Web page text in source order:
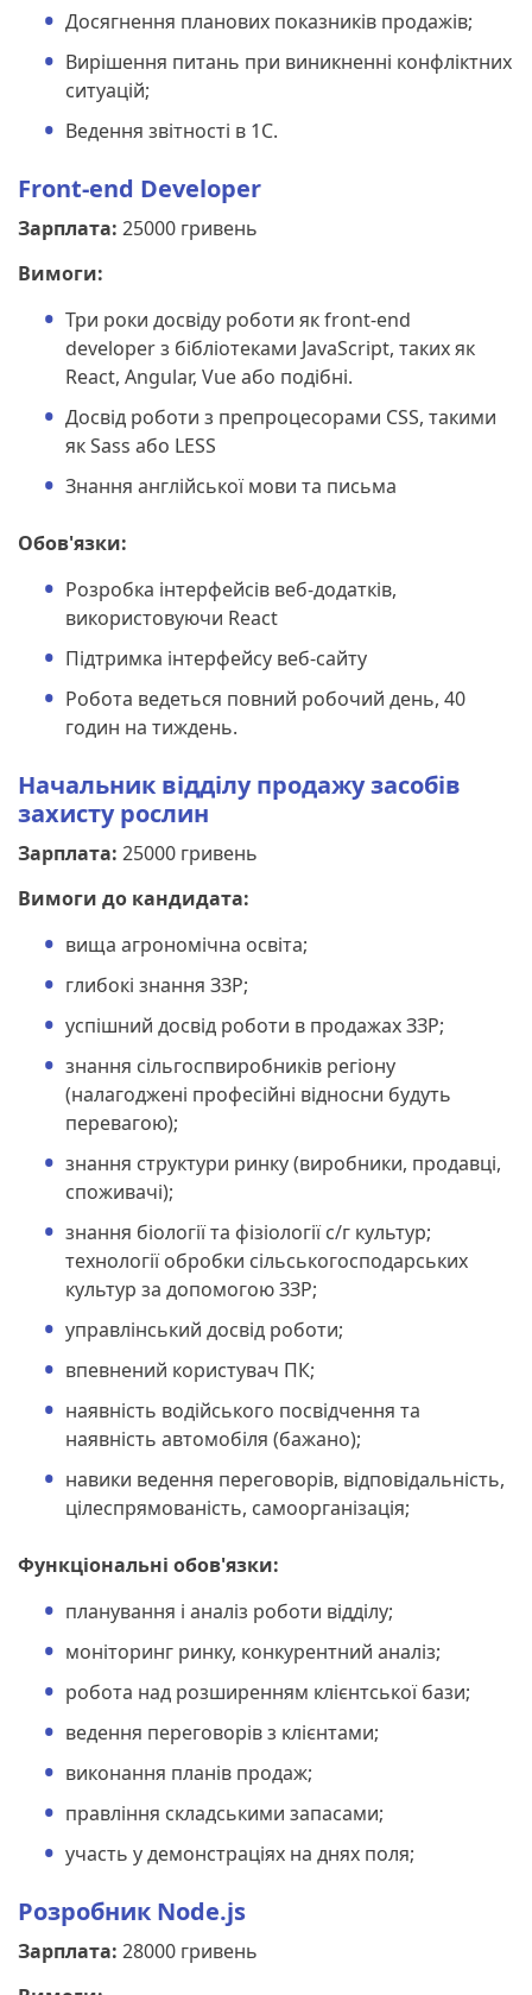
Досягнення планових показників продажів;
Вирішення питань при виникненні конфліктних
ситуацій;
Ведення звітності в 1С.
Front-end Developer
Зарплата: 25000 гривень
Вимоги:
Три роки досвіду роботи як front-end
developer з бібліотеками JavaScript, таких як
React, Angular, Vue або подібні.
Досвід роботи з препроцесорами CSS, такими
як Sass або LESS
Знання англійської мови та письма
Обов'язки:
Розробка інтерфейсів веб-додатків,
використовуючи React
Підтримка інтерфейсу веб-сайту
Робота ведеться повний робочий день, 40
годин на тиждень.
Начальник відділу продажу засобів
захисту рослин
Зарплата: 25000 гривень
Вимоги до кандидата:
вища агрономічна освіта;
глибокі знання ЗЗР;
успішний досвід роботи в продажах ЗЗР;
знання сільгоспвиробників регіону
(налагоджені професійні відносни будуть
перевагою);
знання структури ринку (виробники, продавці,
споживачі);
знання біології та фізіології с/г культур;
технології обробки сільськогосподарських
культур за допомогою ЗЗР;
управлінський досвід роботи;
впевнений користувач ПК;
наявність водійського посвідчення та
наявність автомобіля (бажано);
навики ведення переговорів, відповідальність,
цілеспрямованість, самоорганізація;
Функціональні обов'язки:
планування і аналіз роботи відділу;
моніторинг ринку, конкурентний аналіз;
робота над розширенням клієнтської бази;
ведення переговорів з клієнтами;
виконання планів продаж;
правління складськими запасами;
участь у демонстраціях на днях поля;
Розробник Node.js
Зарплата: 28000 гривень